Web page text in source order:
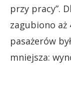
przy pracy”.
zagubiono
pasażerów
mniejsza: